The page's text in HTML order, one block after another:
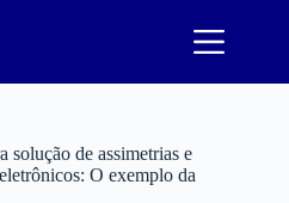
solução de assimetrias e
O exemplo da